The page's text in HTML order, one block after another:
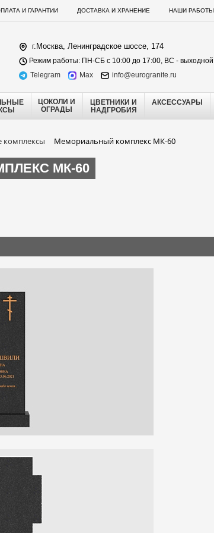
И ГАРАНТИИ ДОСТАВКА И ХРАНЕНИЕ НАШИ РАБОТЫ
г.Москва, Ленинградское шоссе, 174
Режим работы: ПН-СБ с 10:00 до 17:00, ВС - выходной
Telegram
Max info@eurogranite.ru
ЦОКОЛИ И
ОГРАДЫ
ЦВЕТНИКИ И
НАДГРОБИЯ
АКСЕССУАРЫ
Мемориальный комплекс МК-60
МК-60